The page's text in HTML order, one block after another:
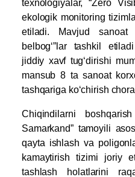
texnologiyalar, “Zero
ekologik monitoring
etiladi. Mavjud sanoat
belbog‘”lar tashkil
jiddiy xavf tug‘dirishi
mansub 8 ta sanoat
tashqariga ko‘chirish
Chiqindilarni
Samarkand” tamoyili
qayta ishlash va
kamaytirish tizimi joriy
tashlash holatlarini